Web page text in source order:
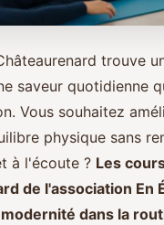
trouve
saveur quotidienne
Vous souhaitez
physique sans
à l'écoute ? Les
de l'association En
dans la